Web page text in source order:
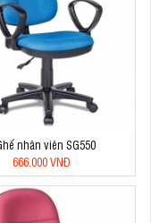
nhân viên SG550
666.000 VNĐ